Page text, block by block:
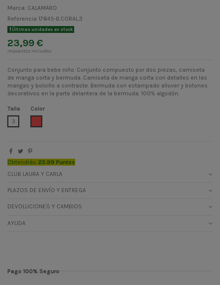
Marca: CALAMARO
Referencia 17845-B.CORAL.3
Últimas unidades en stock
23,99 €
Impuestos incluidos
Conjunto para bebe niño. Conjunto compuesto por dos piezas, camiseta
de manga corta y bermuda. Camiseta de manga corta con detalles en las
mangas y bolsillo a contraste. Bermuda con estampado allover y botones
decorativos en la parte delantera de la bermuda. 100% algodón.
Talla
3
Color
Obtendrás 23.99 Puntos
CLUB LAURA Y CARLA
PLAZOS DE ENVÍO Y ENTREGA
DEVOLUCIONES Y CAMBIOS
AYUDA
Pago 100% Seguro